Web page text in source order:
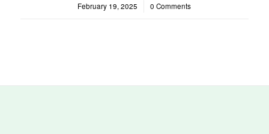
February 19, 2025
/ 0 Comments